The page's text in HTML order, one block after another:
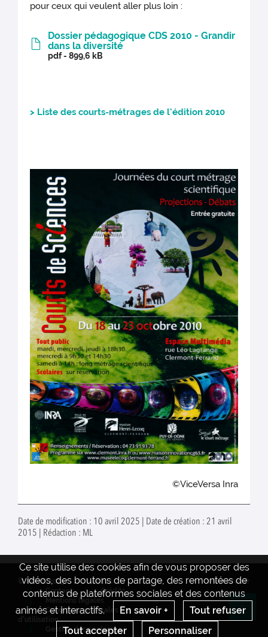
pour ceux qui veulent aller plus loin :
Dossier pédagogique CDS 2010 - Grandir
dans la diversité
pdf - 899,6 kB
> Liste des courts-métrages de l'édition 2010
©ViceVersa Inra
Date de modification : 10 avril 2025 | Date de création : 21 avril
2015 | Rédaction : ML
Ce site utilise des cookies afin de vous proposer des
vidéos, des boutons de partage, des remontées de
contenus de plateformes sociales et des contenus
animés et interactifs.
En savoir +
Tout refuser
Tout accepter
Personnaliser
© INRAE 2025
Actualités
Contact
Crédits
Mentions legales
Conditions générales
d'utilisation
Gestion des cookies
www.inrae.fr